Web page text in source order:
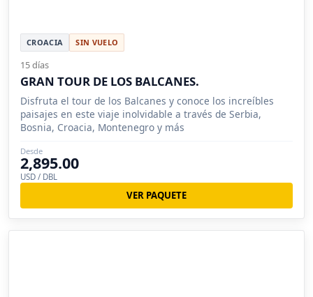
CROACIA SIN VUELO
15 días
GRAN TOUR DE LOS BALCANES.
Disfruta el tour de los Balcanes y conoce los increíbles
paisajes en este viaje inolvidable a través de Serbia,
Bosnia, Croacia, Montenegro y más
Desde
2,895.00
USD / DBL
VER PAQUETE